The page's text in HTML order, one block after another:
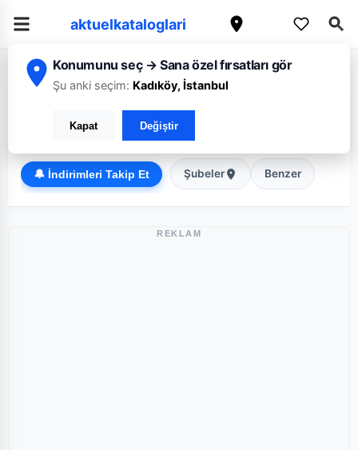
aktuelkataloglari
Konumunu seç → Sana özel fırsatları gör
Şu anki seçim: Kadıköy, İstanbul
Kapat Değiştir
Ana Sayfa/Mardin/ Migros
Süper Market
🔔 İndirimleri Takip Et Şubeler Benzer
REKLAM